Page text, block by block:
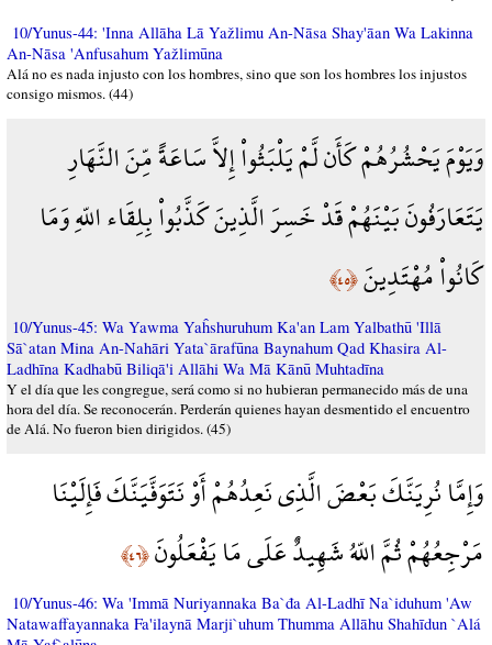
10/Yunus-44: 'Inna Allāha Lā Yažlimu An-Nāsa Shay'āan Wa Lakinna
An-Nāsa 'Anfusahum Yažlimūna
Alá no es nada injusto con los hombres, sino que son los hombres los injustos
consigo mismos. (44)
وَيَوْمَ يَحْشُرُهُمْ كَأَن لَّمْ يَلْبَثُواْ إِلاَّ سَاعَةً مِّنَ النَّهَارِ
يَتَعَارَفُونَ بَيْنَهُمْ قَدْ خَسِرَ الَّذِينَ كَذَّبُواْ بِلِقَاء اللّهِ وَمَا
كَانُواْ مُهْتَدِينَ﴿٤٥﴾
10/Yunus-45: Wa Yawma Yaĥshuruhum Ka'an Lam Yalbathū 'Illā
Sā`atan Mina An-Nahāri Yata`ārafūna Baynahum Qad Khasira Al-
Ladhīna Kadhabū Biliqā'i Allāhi Wa Mā Kānū Muhtadīna
Y el día que les congregue, será como si no hubieran permanecido más de una
hora del día. Se reconocerán. Perderán quienes hayan desmentido el encuentro
de Alá. No fueron bien dirigidos. (45)
وَإِمَّا نُرِيَنَّكَ بَعْضَ الَّذِي نَعِدُهُمْ أَوْ نَتَوَفَّيَنَّكَ فَإِلَيْنَا
مَرْجِعُهُمْ ثُمَّ اللّهُ شَهِيدٌ عَلَى مَا يَفْعَلُونَ﴿٤٦﴾
10/Yunus-46: Wa 'Immā Nuriyannaka Ba`đa Al-Ladhī Na`iduhum 'Aw
Natawaffayannaka Fa'ilaynā Marji`uhum Thumma Allāhu Shahīdun `Alá